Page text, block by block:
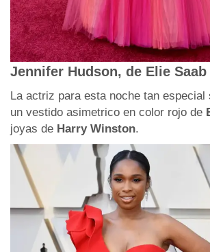
Jennifer Hudson, de Elie Saab
La actriz para esta noche tan especial
un vestido asimetrico en color rojo de
joyas de Harry Winston.